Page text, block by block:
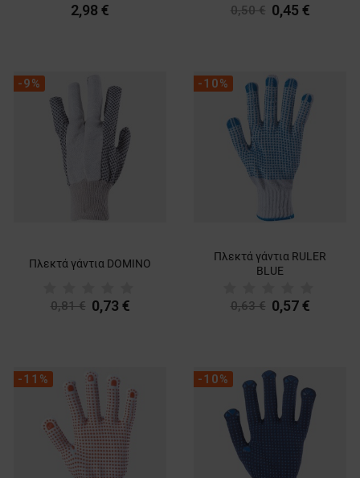
2,98 € 0,50 € 0,45 €
-9%
Πλεκτά γάντια DOMINO
0,81 € 0,73 €
-10%
Πλεκτά γάντια RULER
BLUE
0,63 € 0,57 €
-11% -10%